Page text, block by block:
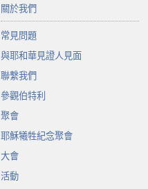
關於我們
常見問題
與耶和華見證人見面
聯繫我們
參觀伯特利
聚會
耶穌犧牲紀念聚會
大會
活動